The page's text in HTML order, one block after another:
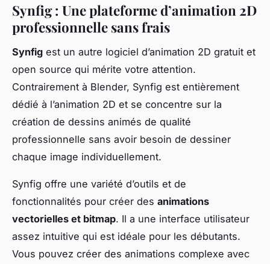
Synfig : Une plateforme d’animation 2D
professionnelle sans frais
Synfig est un autre logiciel d’animation 2D gratuit et
open source qui mérite votre attention.
Contrairement à Blender, Synfig est entièrement
dédié à l’animation 2D et se concentre sur la
création de dessins animés de qualité
professionnelle sans avoir besoin de dessiner
chaque image individuellement.
Synfig offre une variété d’outils et de
fonctionnalités pour créer des animations
vectorielles et bitmap. Il a une interface utilisateur
assez intuitive qui est idéale pour les débutants.
Vous pouvez créer des animations complexe avec